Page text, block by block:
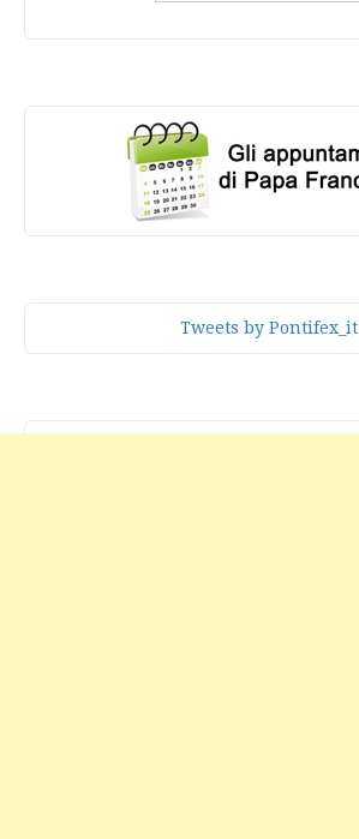
Tweets by Pontifex_it